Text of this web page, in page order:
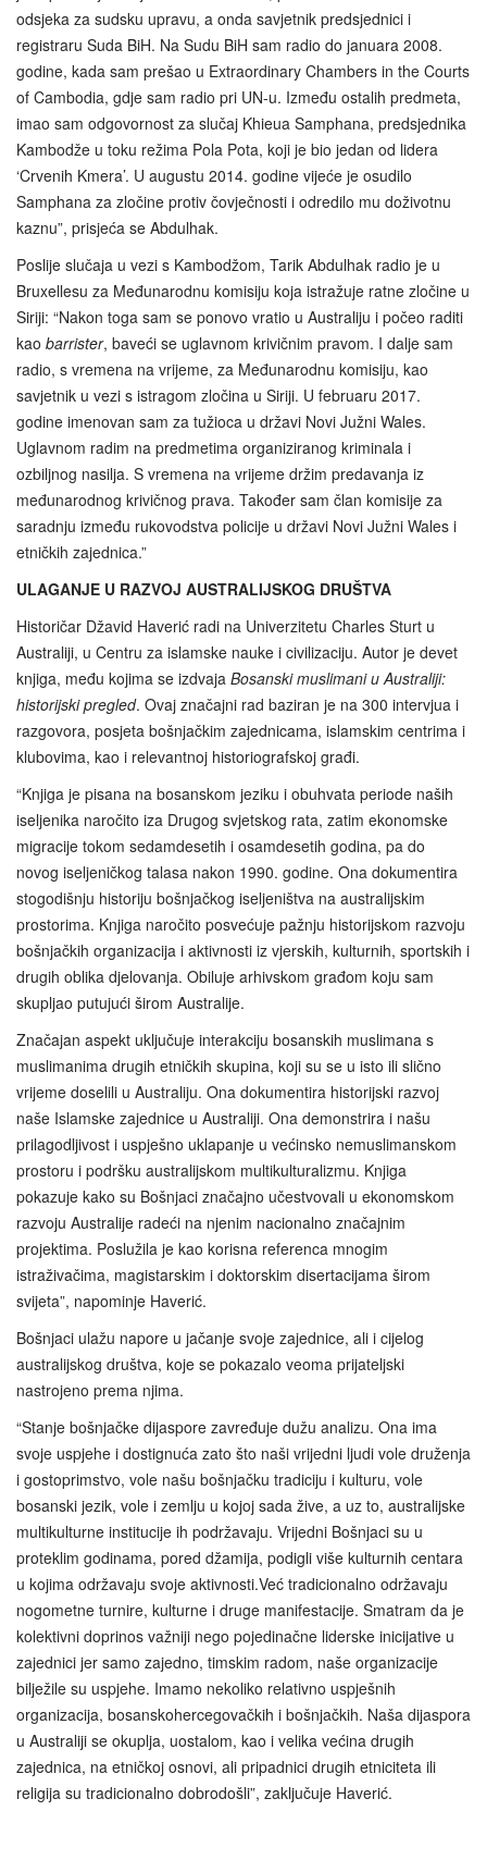
odsjeka za sudsku upravu, a onda savjetnik predsjednici i
registraru Suda BiH. Na Sudu BiH sam radio do januara 2008.
godine, kada sam prešao u Extraordinary Chambers in the Courts
of Cambodia, gdje sam radio pri UN‑u. Između ostalih predmeta,
imao sam odgovornost za slučaj Khieua Samphana, predsjednika
Kambodže u toku režima Pola Pota, koji je bio jedan od lidera
‘Crvenih Kmera’. U augustu 2014. godine vijeće je osudilo
Samphana za zločine protiv čovječnosti i odredilo mu doživotnu
kaznu”, prisjeća se Abdulhak.
Poslije slučaja u vezi s Kambodžom, Tarik Abdulhak radio je u
Bruxellesu za Međunarodnu komisiju koja istražuje ratne zločine u
Siriji: “Nakon toga sam se ponovo vratio u Australiju i počeo raditi
kao barrister, baveći se uglavnom krivičnim pravom. I dalje sam
radio, s vremena na vrijeme, za Međunarodnu komisiju, kao
savjetnik u vezi s istragom zločina u Siriji. U februaru 2017.
godine imenovan sam za tužioca u državi Novi Južni Wales.
Uglavnom radim na predmetima organiziranog kriminala i
ozbiljnog nasilja. S vremena na vrijeme držim predavanja iz
međunarodnog krivičnog prava. Također sam član komisije za
saradnju između rukovodstva policije u državi Novi Južni Wales i
etničkih zajednica.”
ULAGANJE U RAZVOJ AUSTRALIJSKOG DRUŠTVA
Historičar Džavid Haverić radi na Univerzitetu Charles Sturt u
Australiji, u Centru za islamske nauke i civilizaciju. Autor je devet
knjiga, među kojima se izdvaja Bosanski muslimani u Australiji:
historijski pregled. Ovaj značajni rad baziran je na 300 intervjua i
razgovora, posjeta bošnjačkim zajednicama, islamskim centrima i
klubovima, kao i relevantnoj historiografskoj građi.
“Knjiga je pisana na bosanskom jeziku i obuhvata periode naših
iseljenika naročito iza Drugog svjetskog rata, zatim ekonomske
migracije tokom sedamdesetih i osamdesetih godina, pa do
novog iseljeničkog talasa nakon 1990. godine. Ona dokumentira
stogodišnju historiju bošnjačkog iseljeništva na australijskim
prostorima. Knjiga naročito posvećuje pažnju historijskom razvoju
bošnjačkih organizacija i aktivnosti iz vjerskih, kulturnih, sportskih i
drugih oblika djelovanja. Obiluje arhivskom građom koju sam
skupljao putujući širom Australije.
Značajan aspekt uključuje interakciju bosanskih muslimana s
muslimanima drugih etničkih skupina, koji su se u isto ili slično
vrijeme doselili u Australiju. Ona dokumentira historijski razvoj
naše Islamske zajednice u Australiji. Ona demonstrira i našu
prilagodljivost i uspješno uklapanje u većinsko nemuslimanskom
prostoru i podršku australijskom multikulturalizmu. Knjiga
pokazuje kako su Bošnjaci značajno učestvovali u ekonomskom
razvoju Australije radeći na njenim nacionalno značajnim
projektima. Poslužila je kao korisna referenca mnogim
istraživačima, magistarskim i doktorskim disertacijama širom
svijeta”, napominje Haverić.
Bošnjaci ulažu napore u jačanje svoje zajednice, ali i cijelog
australijskog društva, koje se pokazalo veoma prijateljski
nastrojeno prema njima.
“Stanje bošnjačke dijaspore zavređuje dužu analizu. Ona ima
svoje uspjehe i dostignuća zato što naši vrijedni ljudi vole druženja
i gostoprimstvo, vole našu bošnjačku tradiciju i kulturu, vole
bosanski jezik, vole i zemlju u kojoj sada žive, a uz to, australijske
multikulturne institucije ih podržavaju. Vrijedni Bošnjaci su u
proteklim godinama, pored džamija, podigli više kulturnih centara
u kojima održavaju svoje aktivnosti.Već tradicionalno održavaju
nogometne turnire, kulturne i druge manifestacije. Smatram da je
kolektivni doprinos važniji nego pojedinačne liderske inicijative u
zajednici jer samo zajedno, timskim radom, naše organizacije
bilježile su uspjehe. Imamo nekoliko relativno uspješnih
organizacija, bosanskohercegovačkih i bošnjačkih. Naša dijaspora
u Australiji se okuplja, uostalom, kao i velika većina drugih
zajednica, na etničkoj osnovi, ali pripadnici drugih etniciteta ili
religija su tradicionalno dobrodošli”, zaključuje Haverić.